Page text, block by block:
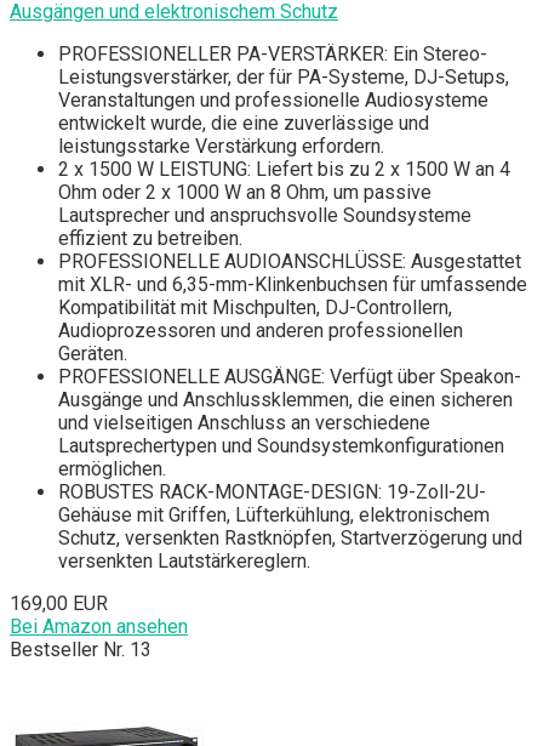
Ausgängen und elektronischem Schutz
PROFESSIONELLER PA-VERSTÄRKER: Ein Stereo-
Leistungsverstärker, der für PA-Systeme, DJ-Setups,
Veranstaltungen und professionelle Audiosysteme
entwickelt wurde, die eine zuverlässige und
leistungsstarke Verstärkung erfordern.
2 x 1500 W LEISTUNG: Liefert bis zu 2 x 1500 W an 4
Ohm oder 2 x 1000 W an 8 Ohm, um passive
Lautsprecher und anspruchsvolle Soundsysteme
effizient zu betreiben.
PROFESSIONELLE AUDIOANSCHLÜSSE: Ausgestattet
mit XLR- und 6,35-mm-Klinkenbuchsen für umfassende
Kompatibilität mit Mischpulten, DJ-Controllern,
Audioprozessoren und anderen professionellen
Geräten.
PROFESSIONELLE AUSGÄNGE: Verfügt über Speakon-
Ausgänge und Anschlussklemmen, die einen sicheren
und vielseitigen Anschluss an verschiedene
Lautsprechertypen und Soundsystemkonfigurationen
ermöglichen.
ROBUSTES RACK-MONTAGE-DESIGN: 19-Zoll-2U-
Gehäuse mit Griffen, Lüfterkühlung, elektronischem
Schutz, versenkten Rastknöpfen, Startverzögerung und
versenkten Lautstärkereglern.
169,00 EUR
Bei Amazon ansehen
Bestseller Nr. 13